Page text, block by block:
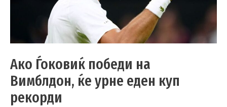
Ако Ѓоковиќ победи на
Вимблдон, ќе урне еден куп
рекорди